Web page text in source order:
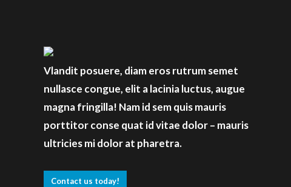
Vlandit posuere, diam eros rutrum semet
nullasce congue, elit a lacinia luctus, augue
magna fringilla! Nam id sem quis mauris
porttitor conse quat id vitae dolor – mauris
ultricies mi dolor at pharetra.
Contact us today!